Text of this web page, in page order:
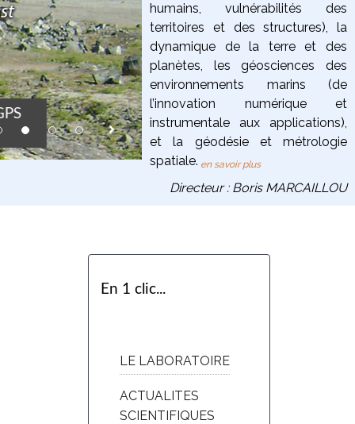
Flotteurs
où le premier
in the Géoazur
born in 2012.
humains, vulnérabilités des
territoires et des structures), la
dynamique de la terre
et des
planètes, lesgéosciences des
environnements marins (de
l’innovation numérique et
instrumentale aux applications),
et la géodésie et métrologie
spatiale. en savoir plus
Directeur : Boris MARCAILLOU
En 1 clic...
LE LABORATOIRE
ACTUALITES
SCIENTIFIQUES